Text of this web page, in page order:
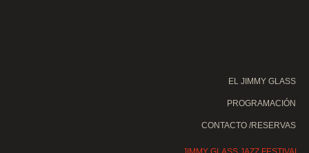
EL JIMMY GLASS
PROGRAMACIÓN
CONTACTO /RESERVAS